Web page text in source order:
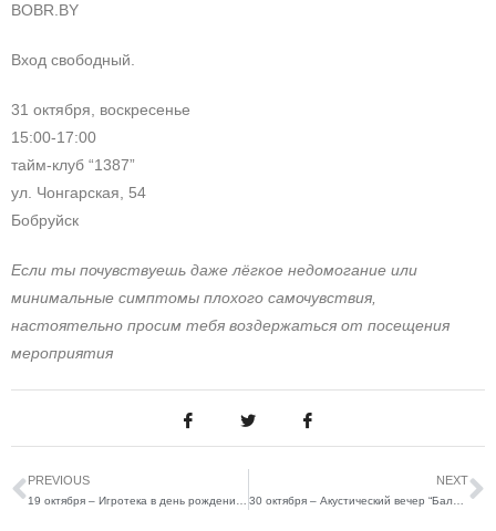
BOBR.BY
Вход свободный.
31 октября, воскресенье
15:00-17:00
тайм-клуб “1387”
ул. Чонгарская, 54
Бобруйск
Если ты почувствуешь даже лёгкое недомогание или
минимальные симптомы плохого самочувствия,
настоятельно просим тебя воздержаться от посещения
мероприятия
PREVIOUS NEXT
30 октября – Акустический вечер “Бальза” и “4Комнаты”